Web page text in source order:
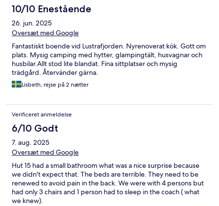
10/10 Enestående
26. jun. 2025
Oversæt med Google
Fantastiskt boende vid Lustrafjorden. Nyrenoverat kök. Gott om
plats. Mysig camping med hytter, glampingtält, husvagnar och
husbilar.Allt stod lite blandat. Fina sittplatser och mysig
trädgård. Återvänder gärna.
Lisbeth, rejse på 2 nætter
Verificeret anmeldelse
6/10 Godt
7. aug. 2025
Oversæt med Google
Hut 15 had a small bathroom what was a nice surprise because
we didn't expect that. The beds are terrible. They need to be
renewed to avoid pain in the back. We were with 4 persons but
had only 3 chairs and 1 person had to sleep in the coach ( what
we knew).